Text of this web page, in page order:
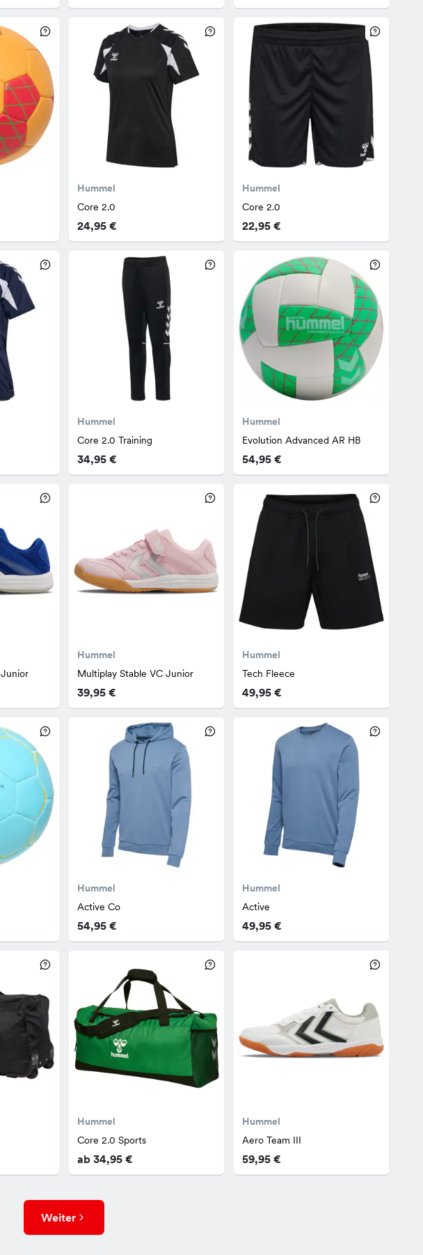
Hummel
Core 2.0
24,95 €
Hummel
Core 2.0
22,95 €
Hummel
Core 2.0 Training
34,95 €
Hummel
Evolution Advanced AR HB
54,95 €
Hummel
Multiplay Stable VC Junior
39,95 €
Hummel
Tech Fleece
49,95 €
Hummel
Active Co
54,95 €
Hummel
Active
49,95 €
Hummel
Core 2.0 Sports
ab 34,95 €
Hummel
Aero Team III
59,95 €
Weiter